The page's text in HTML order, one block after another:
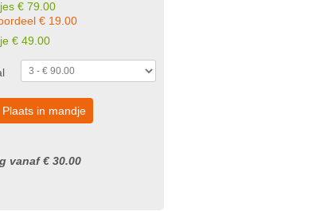
€ 79.00
€ 19.00
€ 49.00
Plaats in mandje
vanaf € 30.00